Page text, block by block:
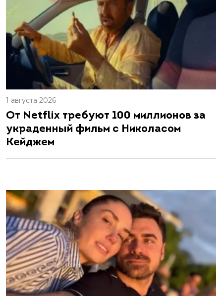
1 августа 2026
От Netflix требуют 100 миллионов за
украденный фильм с Николасом
Кейджем